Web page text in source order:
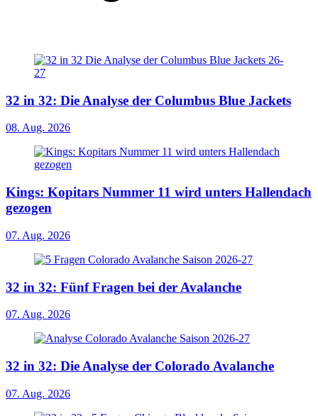
32 in 32: Die Analyse der Columbus Blue Jackets
08. Aug. 2026
Kings: Kopitars Nummer 11 wird unters Hallendach
gezogen
07. Aug. 2026
32 in 32: Fünf Fragen bei der Avalanche
07. Aug. 2026
32 in 32: Die Analyse der Colorado Avalanche
07. Aug. 2026